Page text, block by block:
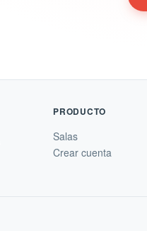
PRODUCTO
Salas
Crear cuenta